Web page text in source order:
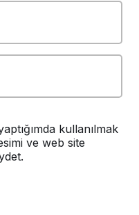
kullanılmak
ve web site